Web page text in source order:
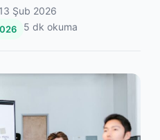
13 Şub 2026
5 dk okuma